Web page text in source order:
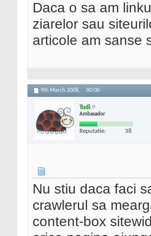
Daca o sa am
ziarelor sau
articole am sanse
9th March 2008, 00:00
Tudi
Ambasador
Reputatie: 38
Nu stiu daca faci
crawlerul sa
content-box